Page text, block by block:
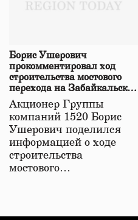
Борис Ушерович
прокомментировал ход
строительства мостового
перехода на Забайкальской
железной дороге
Акционер Группы
компаний 1520 Борис
Ушерович поделился
информацией о ходе
строительства
мостового…